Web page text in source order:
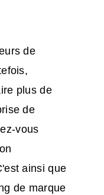
de
plus de
de
vous
ainsi que
de marque